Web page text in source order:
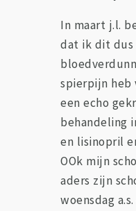
In maart j.l.
dat ik dit dus
spierpijn heb
een echo
behandeling
en lisinopril
OOk mijn
aders zijn
woensdag